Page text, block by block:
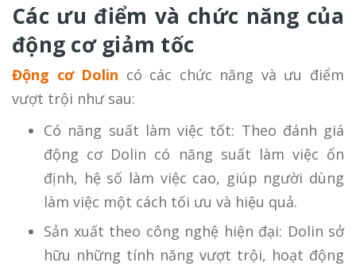
Các ưu điểm và chức năng của
động cơ giảm tốc
Động cơ Dolin có các chức năng và ưu điểm
vượt trội như sau:
Có năng suất làm việc tốt: Theo đánh giá
động cơ Dolin có năng suất làm việc ổn
định, hệ số làm việc cao, giúp người dùng
làm việc một cách tối ưu và hiệu quả.
Sản xuất theo công nghệ hiện đại: Dolin sở
hữu những tính năng vượt trội, hoạt động